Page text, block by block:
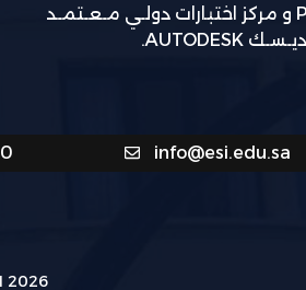
لدي المعهد الأمريكي لإدارة المشاريع PMI و مركز اختبارات دولـي مـعـتمـد
info@esi.edu.sa
2026